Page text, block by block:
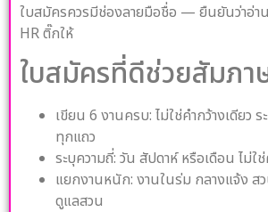
ใบสมัครควรมีช่องลายมือชื่อ — ยืนยันว่าอ่า
HR ติ๊กให้
ใบสมัครที่ดีช่วยสัมภ
เขียน 6 งานครบ: ไม่ใช่คำกว้างเดียว
ทุกแถว
ระบุความถี่: วัน สัปดาห์ หรือเดือน ไม่ใช่
แยกงานหนัก: งานในร่ม กลางแจ้ง สว
ดูแลสวน